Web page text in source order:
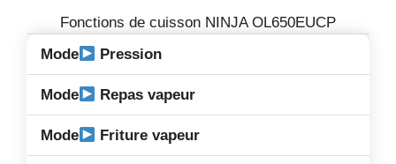
Fonctions de cuisson NINJA OL650EUCP
Pression
Repas vapeur
Friture vapeur